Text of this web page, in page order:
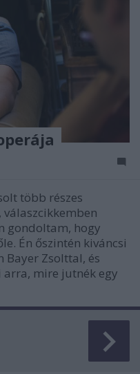
több részes
gondoltam, hogy
Én őszintén kiváncsi
Bayer Zsolttal, és
arra, mire jutnék egy